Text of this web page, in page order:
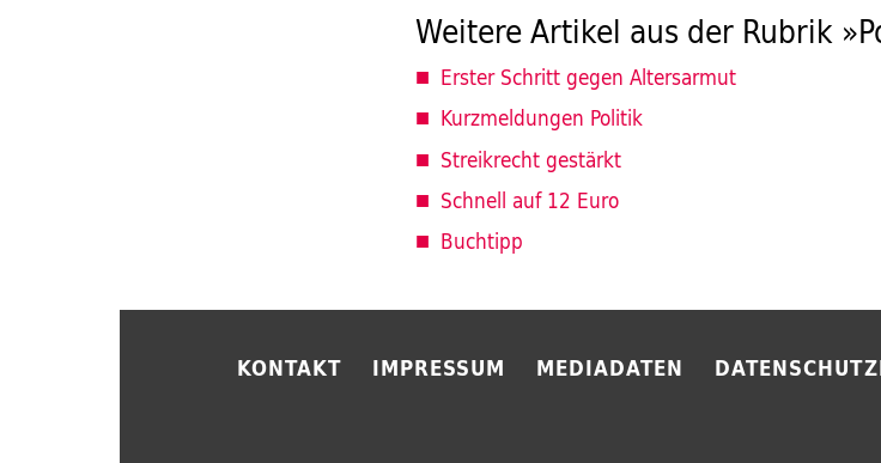
Weitere Artikel aus der Rubrik
Erster Schritt gegen Altersarmut
Kurzmeldungen Politik
Streikrecht gestärkt
Schnell auf 12 Euro
Buchtipp
KONTAKT IMPRESSUM MEDIADATEN